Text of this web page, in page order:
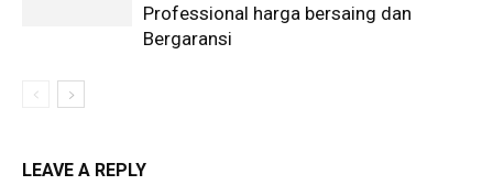
Professional harga bersaing dan
Bergaransi
LEAVE A REPLY